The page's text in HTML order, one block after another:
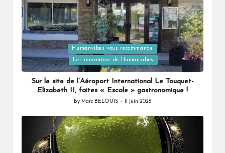
Posted
in
Humanvibes vous recommande
Les rencontres de Humanvibes
Sur le site de l’Aéroport International Le Touquet-
Elizabeth II, faites « Escale » gastronomique !
Posted
By Marc BELOUIS 11 juin 2026